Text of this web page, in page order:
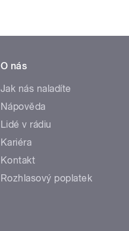
O nás
Jak nás naladíte
Nápověda
Lidé v rádiu
Kariéra
Kontakt
Rozhlasový poplatek